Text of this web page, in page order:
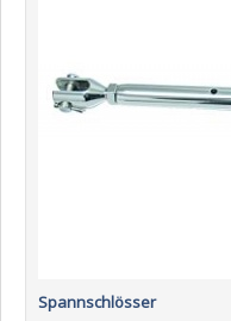
Spannschlösser